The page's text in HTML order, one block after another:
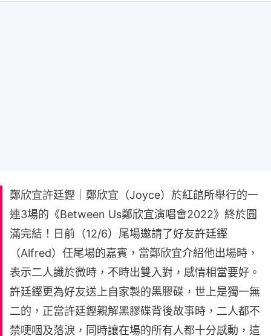
鄭欣宜許廷鏗｜鄭欣宜（Joyce）於紅館所舉行的一
連3場的《Between Us鄭欣宜演唱會2022》終於圓
滿完結！日前（12/6）尾場邀請了好友許廷鏗
（Alfred）任尾場的嘉賓，當鄭欣宜介紹他出場時，
表示二人識於微時，不時出雙入對，感情相當要好。
許廷鏗更為好友送上自家製的黑膠碟，世上是獨一無
二的，正當許廷鏗親解黑膠碟背後故事時，二人都不
禁哽咽及落淚，同時讓在場的所有人都十分感動，這